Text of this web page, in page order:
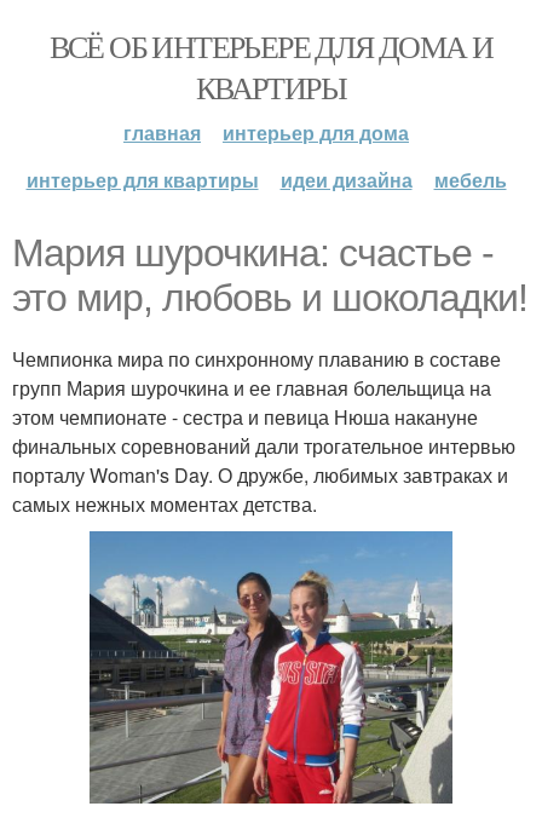
ВСЁ ОБ ИНТЕРЬЕРЕ ДЛЯ ДОМА И
КВАРТИРЫ
главная
интерьер для дома
интерьер для квартиры
идеи дизайна мебель
Мария шурочкина: счастье -
это мир, любовь и шоколадки!
Чемпионка мира по синхронному плаванию в составе
групп Мария шурочкина и ее главная болельщица на
этом чемпионате - сестра и певица Нюша накануне
финальных соревнований дали трогательное интервью
порталу Woman's Day. О дружбе, любимых завтраках и
самых нежных моментах детства.